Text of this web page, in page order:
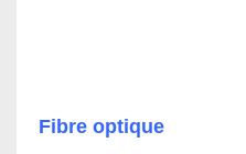
Fibre optique